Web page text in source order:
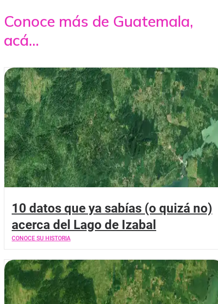
Conoce más de Guatemala,
acá...
10 datos que ya sabías (o quizá no)
acerca del Lago de Izabal
CONOCE SU HISTORIA